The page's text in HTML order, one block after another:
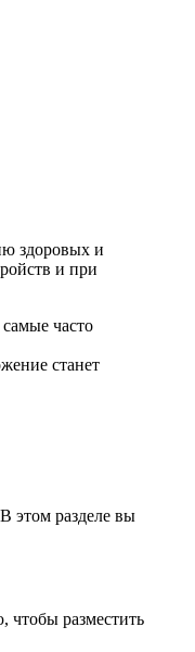
здоровых и
и при
часто
станет
этом разделе вы
чтобы разместить